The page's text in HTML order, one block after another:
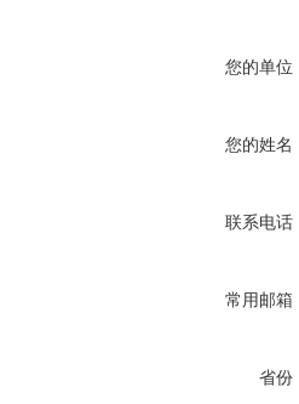
您的单位
您的姓名
联系电话
常用邮箱
省份